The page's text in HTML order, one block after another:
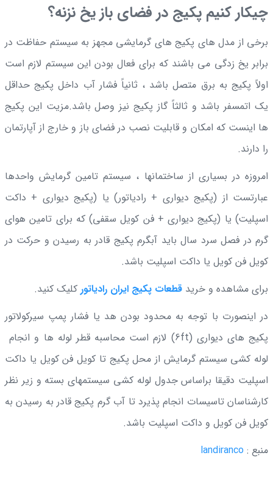
چیکار کنیم پکیج در فضای باز یخ نزنه؟
برخی از مدل های پکیج های گرمایشی مجهز به سیستم حفاظت در
برابر یخ زدگی می باشند که برای فعال بودن این سیستم لازم است
اولاً پکیج به برق متصل باشد ، ثانیاً فشار آب داخل پکيج حداقل
یک اتمسفر باشد و ثالثاً گاز پکیج نیز وصل باشد.مزیت این پکیج
ها اینست که امکان و قابلیت نصب در فضای باز و خارج از آپارتمان
را دارند.
امروزه در بسیاری از ساختمانها ، سیستم تامین گرمایش واحدها
عبارتست از (پکیج دیواری + رادیاتور) یا (پکیج دیواری + داکت
اسپلیت) یا (پکیج دیواری + فن کویل سقفی) که برای تامین هوای
گرم در فصل سرد سال باید آبگرم پکیج قادر به رسیدن و حرکت در
کویل فن کویل یا داکت اسپلیت باشد.
برای مشاهده و خرید قطعات پکیج ایران رادیاتور کلیک کنید.
در اینصورت با توجه به محدود بودن هد یا فشار پمپ سیرکولاتور
پکیج های دیواری (6ft) لازم است محاسبه قطر لوله ها و انجام
لوله کشی سیستم گرمایش از محل پکیج تا کویل فن کویل یا داکت
اسپلیت دقیقا براساس جدول لوله کشی سیستمهای بسته و زیر نظر
کارشناسان تاسیسات انجام پذیرد تا آب گرم پکیج قادر به رسیدن به
کویل فن کویل و داکت اسپلیت باشد.
منبع : landiranco